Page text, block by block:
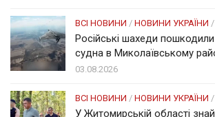
ВСІ НОВИНИ / НОВИНИ УКРАЇНИ /
Російські шахеди пошкодили
судна в Миколаївському
03.08.2026
ВСІ НОВИНИ / НОВИНИ УКРАЇНИ /
У Житомирській області